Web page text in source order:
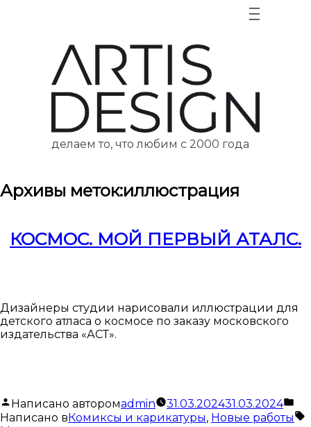
делаем то, что любим с 2000 года
Архивы меток:иллюстрация
КОСМОС. МОЙ ПЕРВЫЙ АТАЛС.
Дизайнеры студии нарисовали иллюстрации для
детского атласа о космосе по заказу московского
издательства «АСТ».
Написано авторомadmin 31.03.202431.03.2024
Написано вКомиксы и карикатуры, Новые работы